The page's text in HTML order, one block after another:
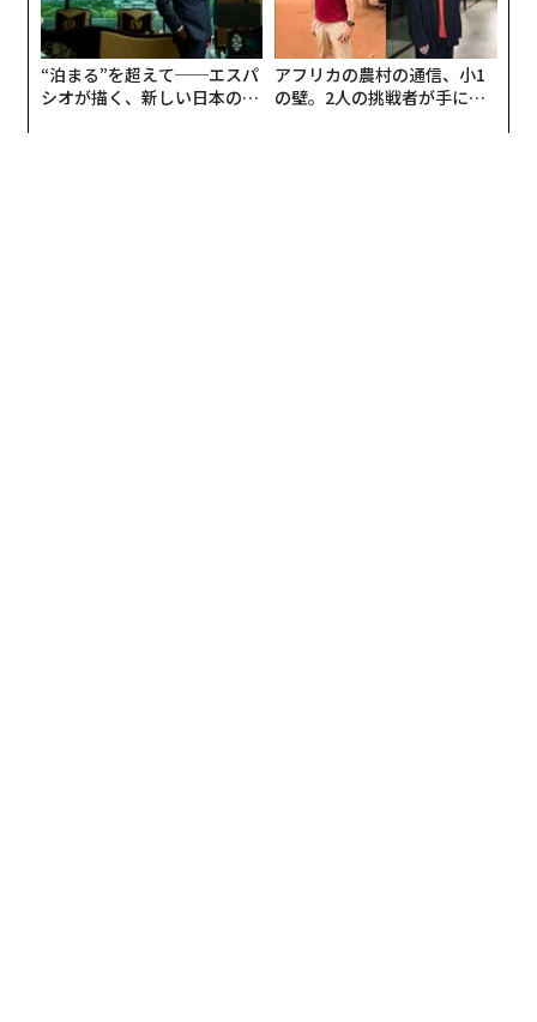
“泊まる”を超えて──エスパ
シオが描く、新しい日本のラ
アフリカの農村の通信、小1
の壁。2人の挑戦者が手にし